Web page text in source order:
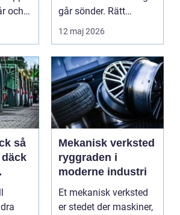
och
går sönder. Rätt
verkstad blir en ...
12 maj 2026
Mekanisk verksted
ryggraden i
moderne industri
Et mekanisk verksted
er stedet der maskiner,